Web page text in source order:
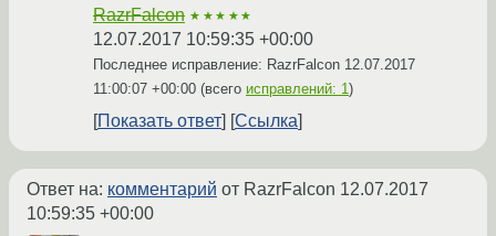
RazrFalcon ★★★★★
12.07.2017 10:59:35 +00:00
Последнее исправление: RazrFalcon 12.07.2017
11:00:07 +00:00 (всего исправлений: 1)
Показать ответ Ссылка
Ответ на: комментарий от RazrFalcon 12.07.2017
10:59:35 +00:00